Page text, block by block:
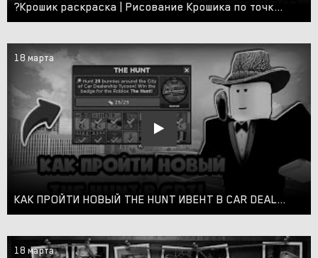
?Крошик раскраска | Рисование Крошика по точкам #крошик #зайчик #раскраска #смешарики #малышарики
18 марта
КАК ПРОЙТИ НОВЫЙ THE HUNT ИВЕНТ В CAR DEALERSHIP TYCOON? 25 ЗАЙЦЕВ! ROBLOX CAR DEALERSHIP TYCOON
18 марта